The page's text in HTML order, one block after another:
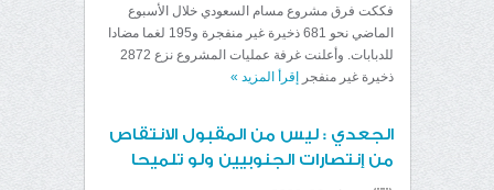
فككت فرق مشروع مسام السعودي خلال الأسبوع
الماضي نحو 681 ذخيرة غير منفجرة و195 لغما مضادا
للدبابات. وأعلنت غرفة عمليات المشروع نزع 2872
ذخيرة غير منفجر
إقرأ المزيد »
الجعدي : ليس من المقبول الانتقاص
من إنتصارات الجنوبيين ولو تلميحا